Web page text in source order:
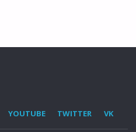
YOUTUBE TWITTER VK